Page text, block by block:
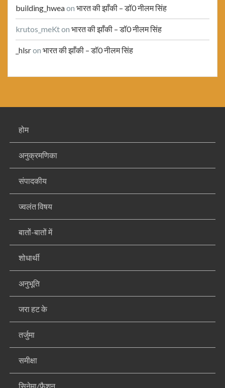
building_hweaon भारत की झाँकी – डॉ0 नीलम सिंह
krutos_meKton भारत की झाँकी – डॉ0 नीलम सिंह
_hlsron भारत की झाँकी – डॉ0 नीलम सिंह
होम
अनुक्रमणिका
संपादकीय
ज्वलंत विषय
बातों-बातों में
शोधार्थी
अनुभूति
जरा हट के
तर्जुमा
समीक्षा
सिनेमा/फैशन